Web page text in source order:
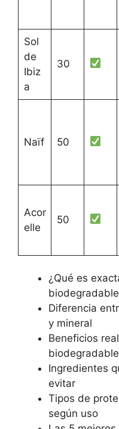
Sol
de
Ibiz
a
30
Naïf 50
Acor
elle
50
¿Qué es
Diferencia
y mineral
Beneficios
biodegradable
Ingredientes
evitar
Tipos de
según uso